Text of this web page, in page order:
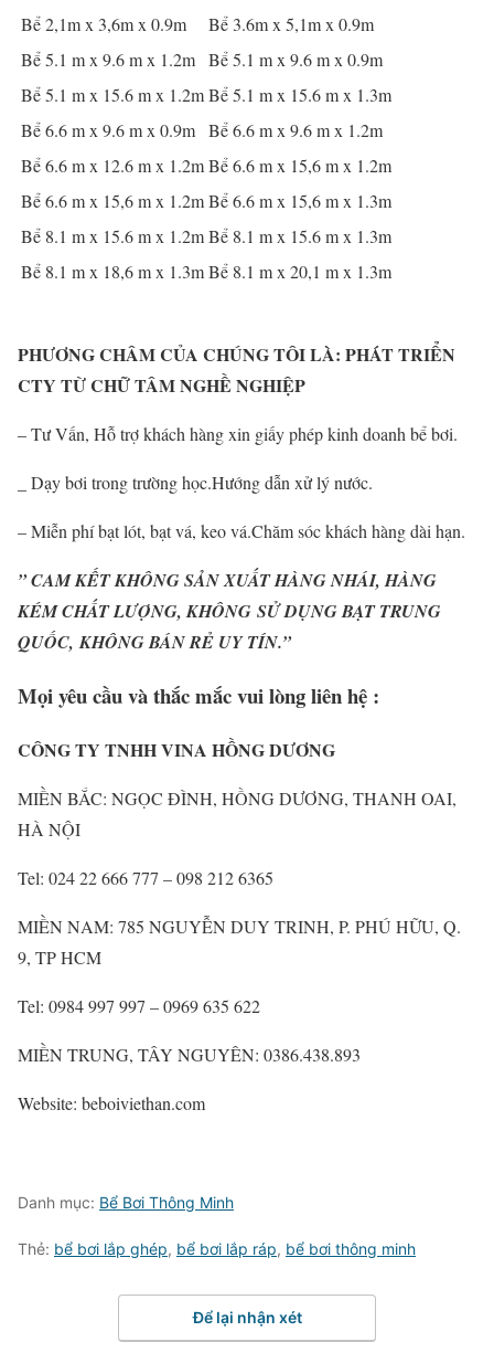
Bể 2,1m x 3,6m x 0.9m
Bể 3.6m x 5,1m x 0.9m
Bể 5.1 m x 9.6 m x 1.2m Bể 5.1 m x 9.6 m x 0.9m
Bể 5.1 m x 15.6 m x 1.2mBể 5.1 m x 15.6 m x 1.3m
Bể 6.6 m x 9.6 m x 0.9m Bể 6.6 m x 9.6 m x 1.2m
Bể 6.6 m x 12.6 m x 1.2mBể 6.6 m x 15,6 m x 1.2m
Bể 6.6 m x 15,6 m x 1.2mBể 6.6 m x 15,6 m x 1.3m
Bể 8.1 m x 15.6 m x 1.2mBể 8.1 m x 15.6 m x 1.3m
Bể 8.1 m x 18,6 m x 1.3mBể 8.1 m x 20,1 m x 1.3m
PHƯƠNG CHÂM CỦA CHÚNG TÔI LÀ: PHÁT TRIỂN
CTY TỪ CHỮ TÂM NGHỀ NGHIỆP
– Tư Vấn, Hỗ trợ khách hàng xin giấy phép kinh doanh bể bơi.
_ Dạy bơi trong trường học.Hướng dẫn xử lý nước.
– Miễn phí bạt lót, bạt vá, keo vá.Chăm sóc khách hàng dài hạn.
” CAM KẾT KHÔNG SẢN XUẤT HÀNG NHÁI, HÀNG
KÉM CHẤT LƯỢNG, KHÔNG SỬ DỤNG BẠT TRUNG
QUỐC, KHÔNG BÁN RẺ UY TÍN.”
Mọi yêu cầu và thắc mắc vui lòng liên hệ :
CÔNG TY TNHH VINA HỒNG DƯƠNG
MIỀN BẮC: NGỌC ĐÌNH, HỒNG DƯƠNG, THANH OAI,
HÀ NỘI
Tel: 024 22 666 777 – 098 212 6365
MIỀN NAM: 785 NGUYỄN DUY TRINH, P. PHÚ HỮU, Q.
9, TP HCM
Tel: 0984 997 997 – 0969 635 622
MIỀN TRUNG, TÂY NGUYÊN: 0386.438.893
Website: beboiviethan.com
Danh mục: Bể Bơi Thông Minh
Thẻ: bể bơi lắp ghép, bể bơi lắp ráp, bể bơi thông minh
Để lại nhận xét